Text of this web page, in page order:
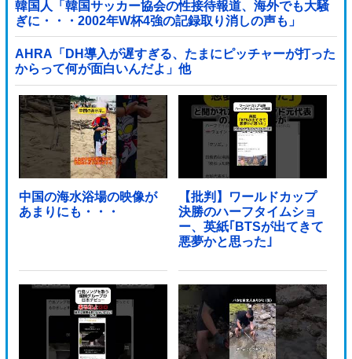
韓国人「韓国サッカー協会の性接待報道、海外でも大騒
ぎに・・・2002年W杯4強の記録取り消しの声も」
→「マジで国の恥だ」「2002年まで疑う価値があ...
AHRA「DH導入が遅すぎる、たまにピッチャーが打った
からって何が面白いんだよ」他
中国の海水浴場の映像が
あまりにも・・・
【批判】ワールドカップ
決勝のハーフタイムショ
ー、英紙｢BTSが出てきて
悪夢かと思った｣